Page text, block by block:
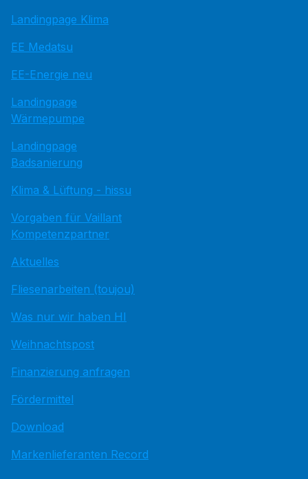
Landingpage Klima
EE Medatsu
EE-Energie neu
Landingpage
Wärmepumpe
Landingpage
Badsanierung
Klima & Lüftung - hissu
Vorgaben für Vaillant
Kompetenzpartner
Aktuelles
Fliesenarbeiten (toujou)
Was nur wir haben HI
Weihnachtspost
Finanzierung anfragen
Fördermittel
Download
Markenlieferanten Record